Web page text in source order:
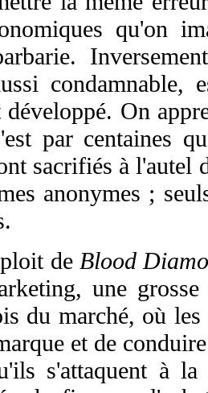
qu'on
condamnable,
développé. On
par centaines
sacrifiés à l'autel
anonymes ;
de Blood
une
du marché, où
et de
s'attaquent à